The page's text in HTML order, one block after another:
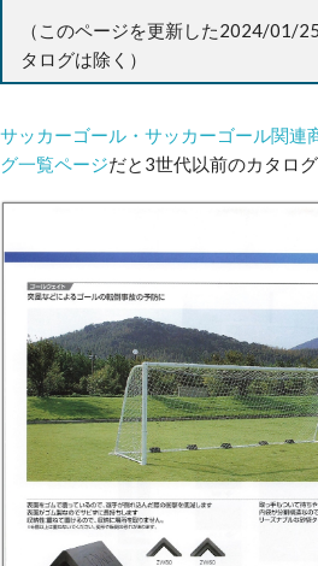
（このページを更新した2024/01/
タログは除く）
サッカーゴール・サッカーゴール関連
グ一覧ページだと3世代以前のカタロ